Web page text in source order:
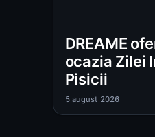
DREAME
ocazia Zilei
Pisicii
5 august 2026